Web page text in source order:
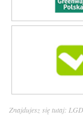
Znajdujesz się tutaj: